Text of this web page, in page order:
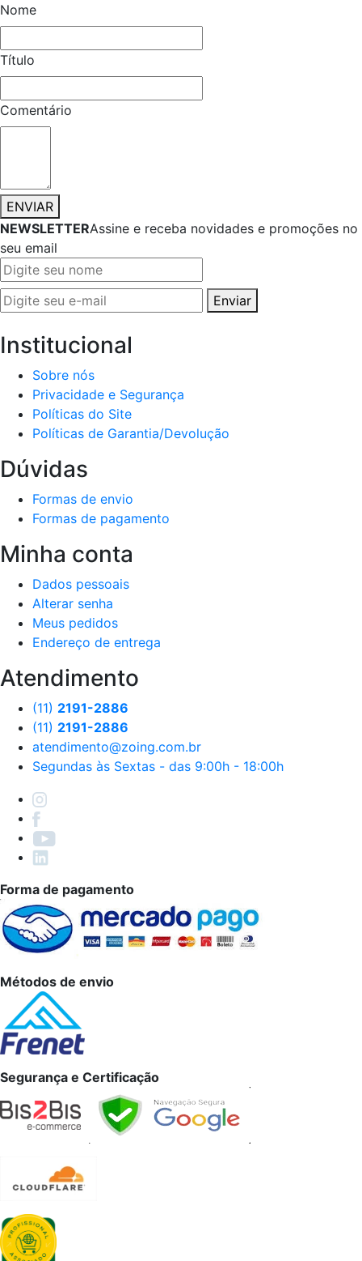
Nome
Título
Comentário
ENVIAR
NEWSLETTERAssine e receba novidades e promoções no
seu email
Enviar
Institucional
Sobre nós
Privacidade e Segurança
Políticas do Site
Políticas de Garantia/Devolução
Dúvidas
Formas de envio
Formas de pagamento
Minha conta
Dados pessoais
Alterar senha
Meus pedidos
Endereço de entrega
Atendimento
(11) 2191-2886
(11) 2191-2886
atendimento@zoing.com.br
Segundas às Sextas - das 9:00h - 18:00h
Forma de pagamento
Métodos de envio
Segurança e Certificação